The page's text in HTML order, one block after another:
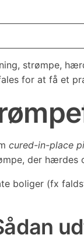
strømpe,
for at få et
cured-in-place
der hærdes
boliger (fx